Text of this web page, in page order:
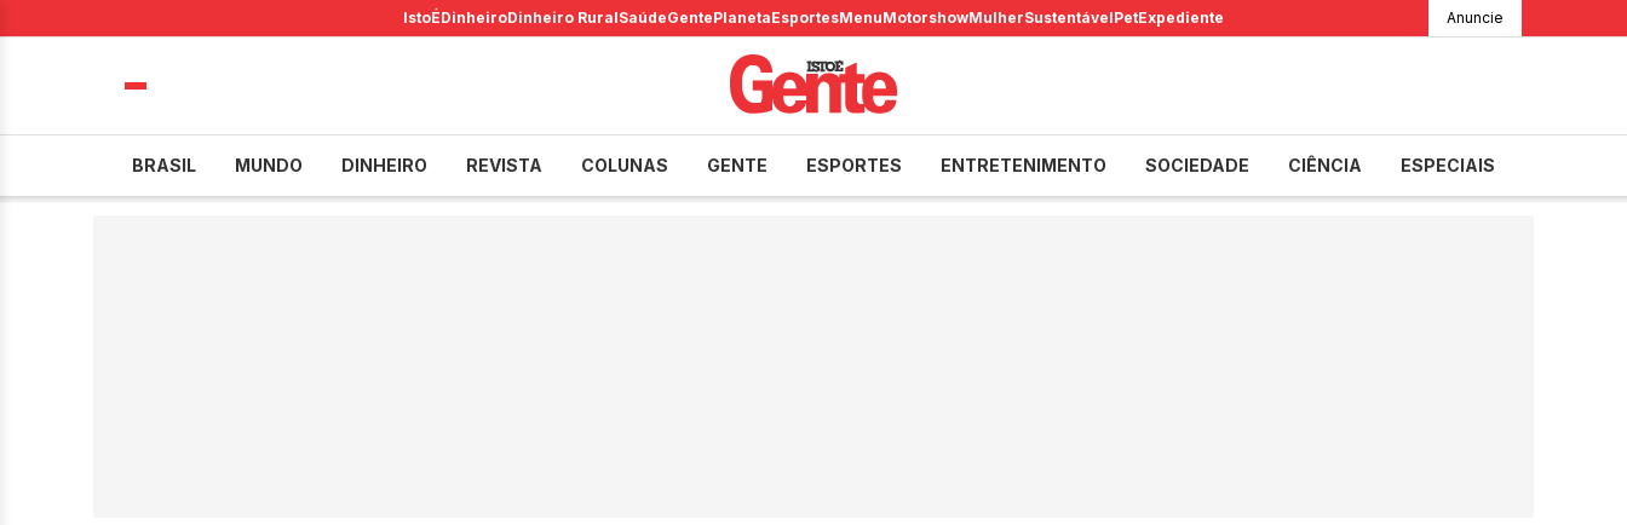
IstoÉDinheiroDinheiro RuralSaúdeGentePlanetaEsportesMenuMotorshowMulherSustentávelPetExpediente Anuncie
BRASIL MUNDO DINHEIRO REVISTA COLUNAS GENTE ESPORTES ENTRETENIMENTO SOCIEDADE CIÊNCIA ESPECIAIS